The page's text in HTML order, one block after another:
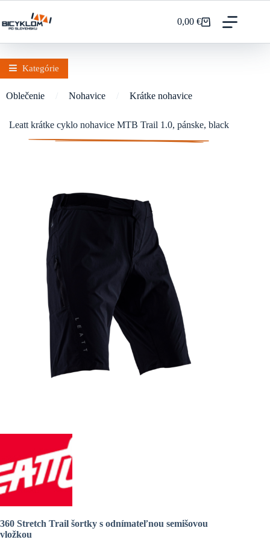
obsah
Nákupný
0,00€
Oblečenie Nohavice Krátke nohavice
Leatt krátke cyklo nohavice MTB Trail 1.0, pánske, black
360 Stretch Trail šortky s odnímateľnou semišovou
vložkou
Kategórie